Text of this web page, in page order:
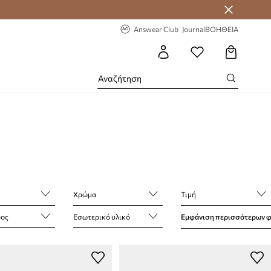
Club
Answear Club JournalΒΟΗΘΕΙΑ
Χρώμα Τιμή
Εσωτερικό υλικό Εμφάνιση περισσότερων